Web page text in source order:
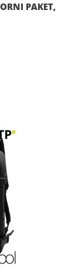
PAKET,